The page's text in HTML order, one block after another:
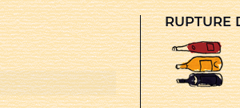
RUPTURE